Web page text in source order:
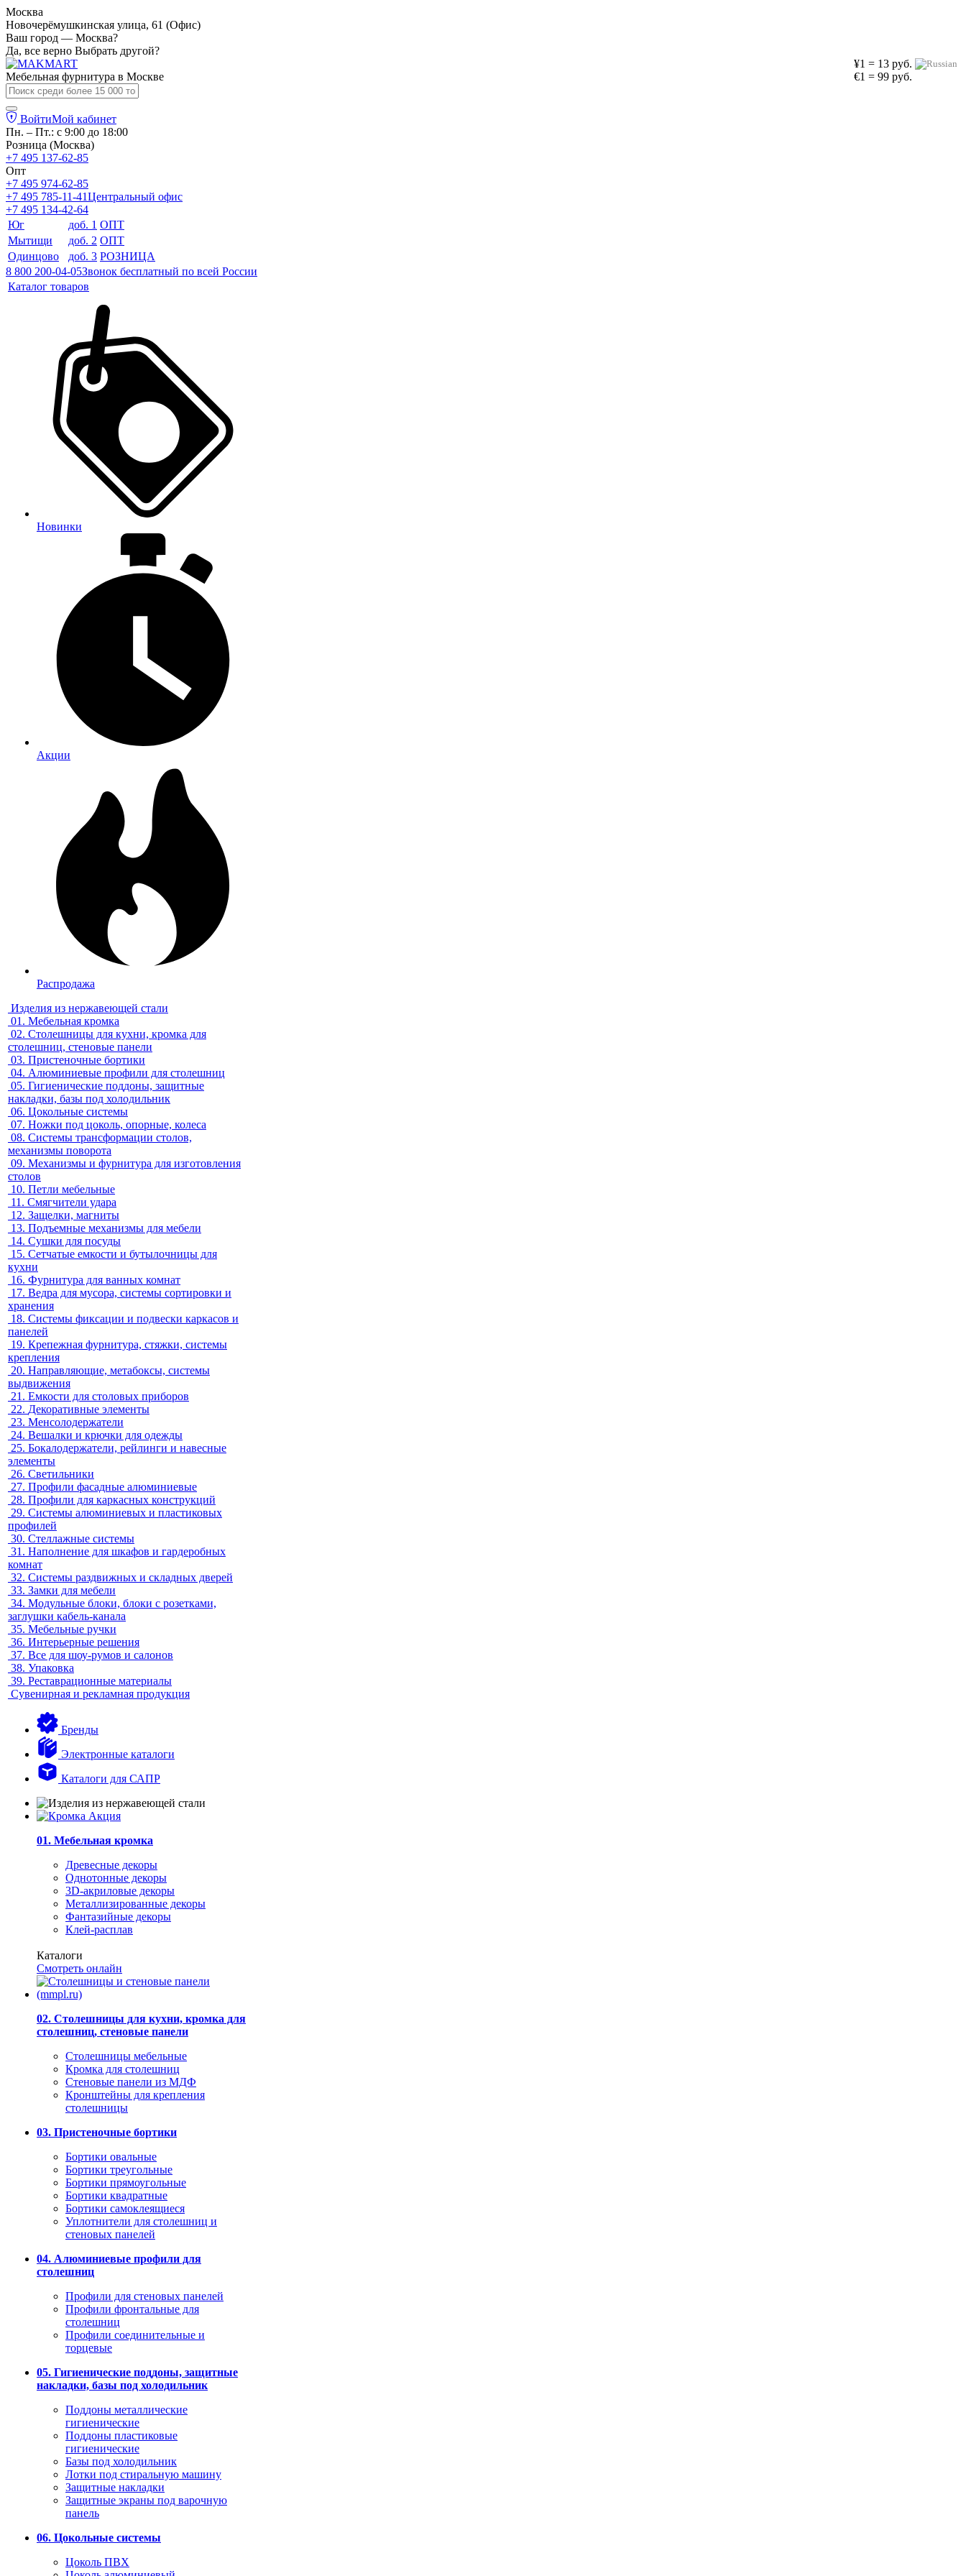
Москва
Новочерёмушкинская улица, 61 (Офис)
Ваш город — Москва?
Да, все верно Выбрать другой?
¥1 = 13 руб.
€1 = 99 руб.
Мебельная фурнитура в Москве
ВойтиМой кабинет
Пн. – Пт.: с 9:00 до 18:00
Розница (Москва)
+7 495 137-62-85
Опт
+7 495 974-62-85
+7 495 785-11-41Центральный офис
+7 495 134-42-64
Юг
доб. 1 ОПТ
Мытищи
доб. 2 ОПТ
Одинцово
доб. 3 РОЗНИЦА
8 800 200-04-05Звонок бесплатный по всей России
Каталог товаров
Новинки
Акции
Распродажа
Изделия из нержавеющей стали
01. Мебельная кромка
02. Столешницы для кухни, кромка для
столешниц, стеновые панели
03. Пристеночные бортики
04. Алюминиевые профили для столешниц
05. Гигиенические поддоны, защитные
накладки, базы под холодильник
06. Цокольные системы
07. Ножки под цоколь, опорные, колеса
08. Системы трансформации столов,
механизмы поворота
09. Механизмы и фурнитура для изготовления
столов
10. Петли мебельные
11. Смягчители удара
12. Защелки, магниты
13. Подъемные механизмы для мебели
14. Сушки для посуды
15. Сетчатые емкости и бутылочницы для
кухни
16. Фурнитура для ванных комнат
17. Ведра для мусора, системы сортировки и
хранения
18. Системы фиксации и подвески каркасов и
панелей
19. Крепежная фурнитура, стяжки, системы
крепления
20. Направляющие, метабоксы, системы
выдвижения
21. Емкости для столовых приборов
22. Декоративные элементы
23. Менсолодержатели
24. Вешалки и крючки для одежды
25. Бокалодержатели, рейлинги и навесные
элементы
26. Светильники
27. Профили фасадные алюминиевые
28. Профили для каркасных конструкций
29. Системы алюминиевых и пластиковых
профилей
30. Стеллажные системы
31. Наполнение для шкафов и гардеробных
комнат
32. Системы раздвижных и складных дверей
33. Замки для мебели
34. Модульные блоки, блоки с розетками,
заглушки кабель-канала
35. Мебельные ручки
36. Интерьерные решения
37. Все для шоу-румов и салонов
38. Упаковка
39. Реставрационные материалы
Сувенирная и рекламная продукция
Бренды
Электронные каталоги
Каталоги для САПР
01. Мебельная кромка
Древесные декоры
Однотонные декоры
3D-акриловые декоры
Металлизированные декоры
Фантазийные декоры
Клей-расплав
Каталоги
Смотреть онлайн
02. Столешницы для кухни, кромка для
столешниц, стеновые панели
Столешницы мебельные
Кромка для столешниц
Стеновые панели из МДФ
Кронштейны для крепления
столешницы
03. Пристеночные бортики
Бортики овальные
Бортики треугольные
Бортики прямоугольные
Бортики квадратные
Бортики самоклеящиеся
Уплотнители для столешниц и
стеновых панелей
04. Алюминиевые профили для
столешниц
Профили для стеновых панелей
Профили фронтальные для
столешниц
Профили соединительные и
торцевые
05. Гигиенические поддоны, защитные
накладки, базы под холодильник
Поддоны металлические
гигиенические
Поддоны пластиковые
гигиенические
Базы под холодильник
Лотки под стиральную машину
Защитные накладки
Защитные экраны под варочную
панель
06. Цокольные системы
Цоколь ПВХ